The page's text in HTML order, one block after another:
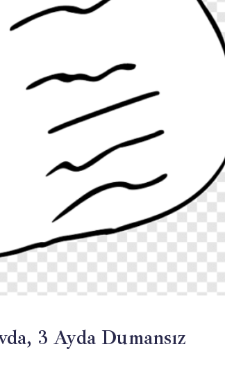
3 Ayda Dumansız